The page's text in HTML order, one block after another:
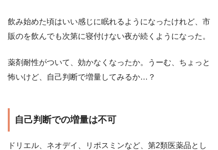
飲み始めた頃はいい感じに眠れるようになったけれど、市
販のを飲んでも次第に寝付けない夜が続くようになった。
薬剤耐性がついて、効かなくなったか。うーむ、ちょっと
怖いけど、自己判断で増量してみるか…？
自己判断での増量は不可
ドリエル、ネオデイ、リポスミンなど、第2類医薬品とし